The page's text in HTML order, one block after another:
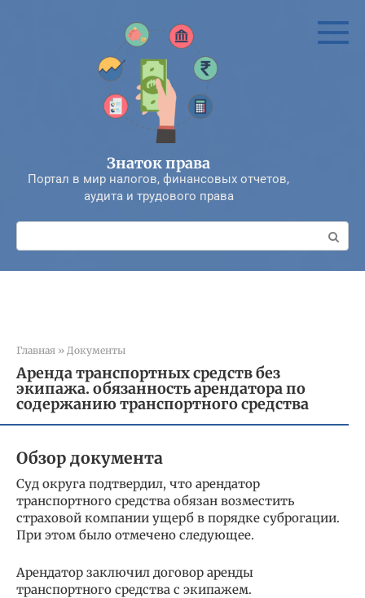
Знаток права
Портал в мир налогов, финансовых отчетов,
аудита и трудового права
Поиск:
Главная » Документы
Аренда транспортных средств без
экипажа. обязанность арендатора по
содержанию транспортного средства
Обзор документа
Суд округа подтвердил, что арендатор
транспортного средства обязан возместить
страховой компании ущерб в порядке суброгации.
При этом было отмечено следующее.
Арендатор заключил договор аренды
транспортного средства с экипажем.